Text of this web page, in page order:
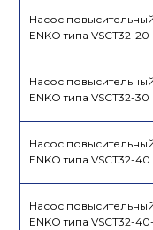
Насос
ENKO типа VSCT32-20
Насос
ENKO типа VSCT32-30
Насос
ENKO типа VSCT32-40
Насос
ENKO типа VSCT32-